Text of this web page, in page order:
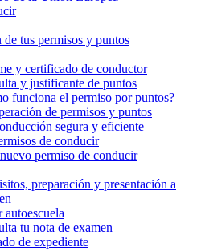
tus permisos y puntos
y certificado de conductor
y justificante de puntos
funciona el permiso por puntos?
de permisos y puntos
segura y eficiente
de conducir
permiso de conducir
preparación y presentación a
autoescuela
tu nota de examen
de expediente